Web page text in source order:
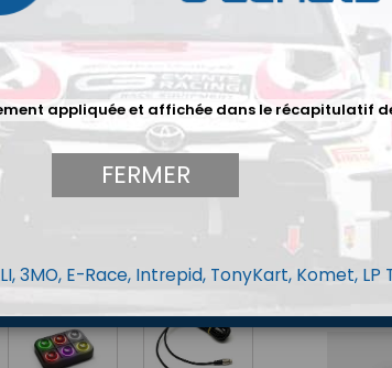
une
Les
portée
2
appliquée et affichée dans le récapitulatif
FERMER
3MO, E-Race, Intrepid, TonyKart, Komet, LP